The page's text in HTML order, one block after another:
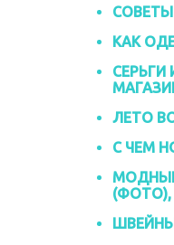
КАК
СЕРЬГИ
ЛЕТО
С ЧЕМ
(ФОТО),